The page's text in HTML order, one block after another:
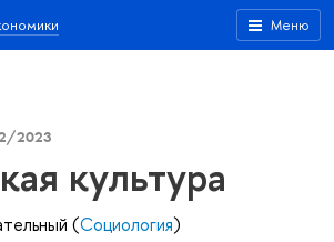
Меню
2023
культура
(Социология)